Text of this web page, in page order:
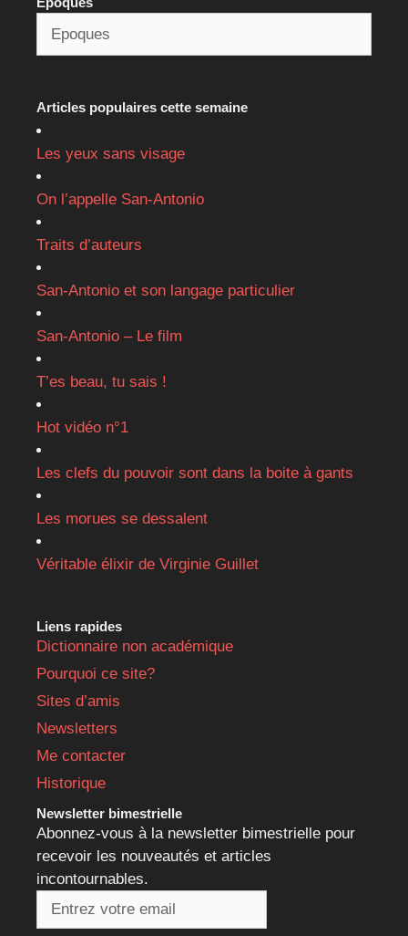
Articles populaires cette semaine
Les yeux sans visage
On l’appelle San-Antonio
Traits d’auteurs
San-Antonio et son langage particulier
San-Antonio – Le film
T’es beau, tu sais !
Hot vidéo n°1
Les clefs du pouvoir sont dans la boite à gants
Les morues se dessalent
Véritable élixir de Virginie Guillet
Liens rapides
Dictionnaire non académique
Pourquoi ce site?
Sites d’amis
Newsletters
Me contacter
Historique
Newsletter bimestrielle
Abonnez-vous à la newsletter bimestrielle pour
recevoir les nouveautés et articles
incontournables.